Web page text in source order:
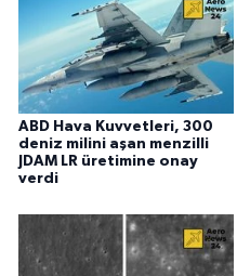
ABD Hava Kuvvetleri, 300
deniz milini aşan menzilli
JDAM LR üretimine onay
verdi